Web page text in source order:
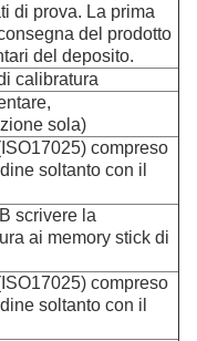
di prova. La prima
del prodotto
del deposito.
calibratura
sola)
compreso
soltanto con il
scrivere la
ai memory stick di
compreso
soltanto con il